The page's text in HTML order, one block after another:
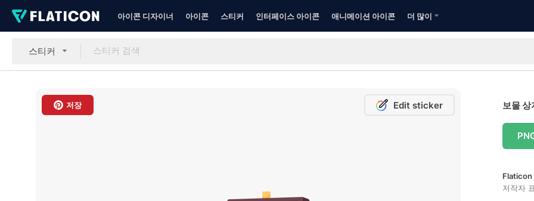
아이콘 디자이너 아이콘 스티커 인터페이스 아이콘 애니메이션 아이콘 더 많이
스티커
저장 Edit sticker 보물 상
Flaticon
저작자